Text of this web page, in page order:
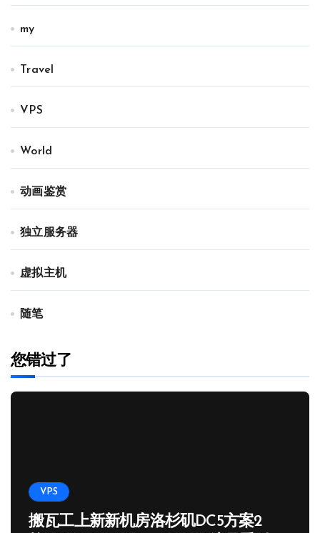
my
Travel
VPS
World
动画鉴赏
独立服务器
虚拟主机
随笔
您错过了
VPS
搬瓦工上新新机房洛杉矶DC5方案2